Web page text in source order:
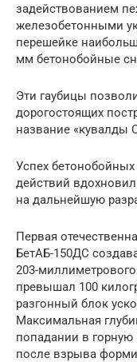
задействованием
железобетонными
перешейке
мм бетонобойные
Эти гаубицы
дорогостоящих
название «кувалды
Успех
действий
на дальнейшую
Первая
БетАБ-150ДС
203-
превышал 100
разгонный блок
Максимальная
попадании в
после взрыва